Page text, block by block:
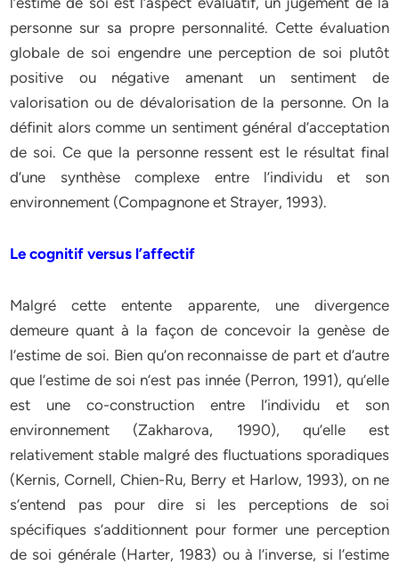
personne sur sa propre personnalité. Cette évaluation
globale de soi engendre une perception de soi plutôt
positive ou négative amenant un sentiment de
valorisation ou de dévalorisation de la personne. On la
définit alors comme un sentiment général d’acceptation
de soi. Ce que la personne ressent est le résultat final
d’une synthèse complexe entre l’individu et son
environnement (Compagnone et Strayer, 1993).
Le cognitif versus l’affectif
Malgré cette entente apparente, une divergence
demeure quant à la façon de concevoir la genèse de
l’estime de soi. Bien qu’on reconnaisse de part et d’autre
que l’estime de soi n’est pas innée (Perron, 1991), qu’elle
est une co-construction entre l’individu et son
environnement (Zakharova, 1990), qu’elle est
relativement stable malgré des fluctuations sporadiques
(Kernis, Cornell, Chien-Ru, Berry et Harlow, 1993), on ne
s’entend pas pour dire si les perceptions de soi
spécifiques s’additionnent pour former une perception
de soi générale (Harter, 1983) ou à l’inverse, si l’estime